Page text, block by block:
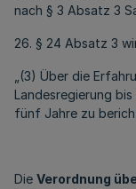
nach § 3 Absatz 3
26. § 24 Absatz 3
„(3) Über die
Landesregierung bis
fünf Jahre zu
Die Verordnung